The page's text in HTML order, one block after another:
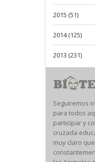
2015 (51)
2014 (125)
2013 (231)
Seguiremos
para todos
participar y
cruzada
muy claro